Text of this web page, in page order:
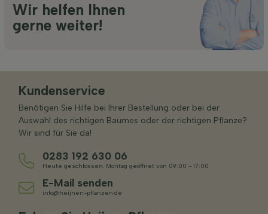
Wir helfen Ihnen
gerne weiter!
Kundenservice
Benötigen Sie Hilfe bei Ihrer Bestellung oder bei der
Auswahl des richtigen Baumes oder der richtigen Pflanze?
Wir sind für Sie da!
0283 192 630 06
Heute geschlossen. Montag geöffnet von 09:00 - 17:00
E-Mail senden
info@heijnen-pflanzen.de